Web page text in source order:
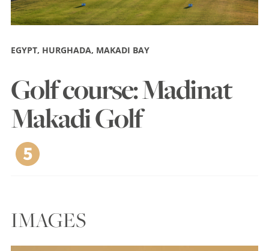
EGYPT, HURGHADA, MAKADI BAY
Golf course: Madinat
Makadi Golf
IMAGES